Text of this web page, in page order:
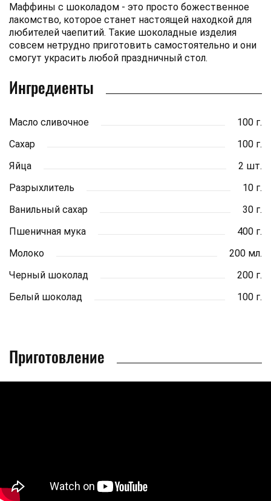
Маффины с шоколадом - это просто божественное
лакомство, которое станет настоящей находкой для
любителей чаепитий. Такие шоколадные изделия
совсем нетрудно приготовить самостоятельно и они
смогут украсить любой праздничный стол.
Ингредиенты
Масло сливочное
100 г.
Сахар
100 г.
Яйца
2 шт.
Разрыхлитель
10 г.
Ванильный сахар
30 г.
Пшеничная мука
400 г.
Молоко
200 мл.
Черный шоколад
200 г.
Белый шоколад
100 г.
Приготовление